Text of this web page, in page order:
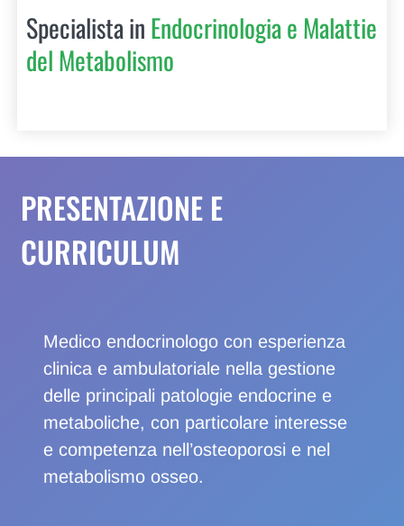
Specialista inEndocrinologia e Malattie
del Metabolismo
PRESENTAZIONE E
CURRICULUM
Medico endocrinologo con esperienza
clinica e ambulatoriale nella gestione
delle principali patologie endocrine e
metaboliche, con particolare interesse
e competenza nell’osteoporosi e nel
metabolismo osseo.